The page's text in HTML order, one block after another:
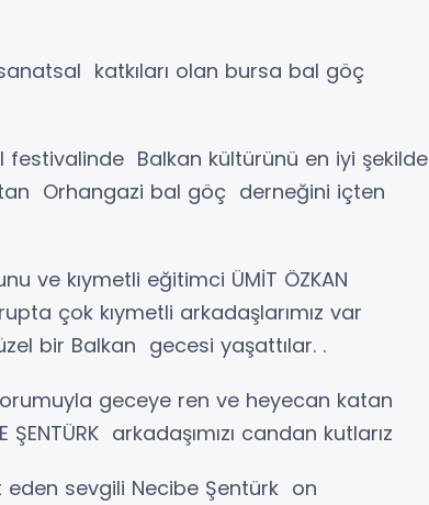
katkıları olan bursa bal göç
Balkan kültürünü en iyi şekilde
Orhangazi bal göç derneğini içten
ve kıymetli eğitimci ÜMİT ÖZKAN
çok kıymetli arkadaşlarımız var
bir Balkan gecesi yaşattılar. .
geceye ren ve heyecan katan
arkadaşımızı candan kutlarız
sevgili Necibe Şentürk on